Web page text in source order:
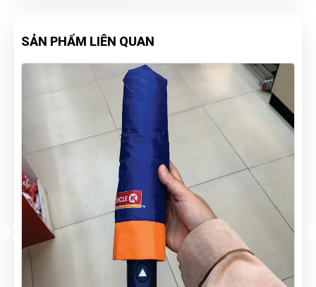
SẢN PHẨM LIÊN QUAN